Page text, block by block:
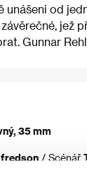
unášeni od
jež
Gunnar
35 mm
/ Scénář
Jonas Inde,
Rheborg,